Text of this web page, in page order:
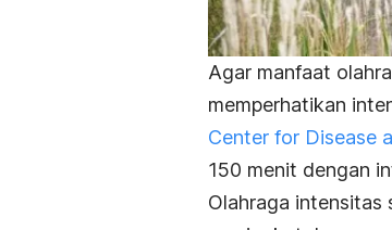
Agar manfaat
memperhatikan
Center for Disease
150 menit dengan
Olahraga intensitas